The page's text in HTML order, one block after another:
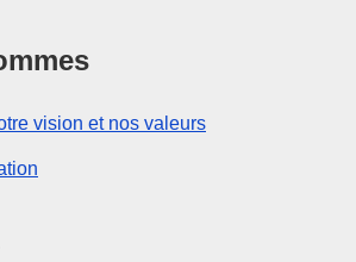
vision et nos valeurs